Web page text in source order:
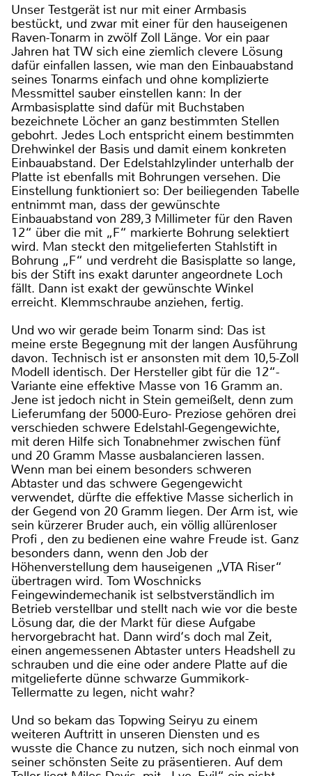
Unser Testgerät ist nur mit einer Armbasis
bestückt, und zwar mit einer für den hauseigenen
Raven-Tonarm in zwölf Zoll Länge. Vor ein paar
Jahren hat TW sich eine ziemlich clevere Lösung
dafür einfallen lassen, wie man den Einbauabstand
seines Tonarms einfach und ohne komplizierte
Messmittel sauber einstellen kann: In der
Armbasisplatte sind dafür mit Buchstaben
bezeichnete Löcher an ganz bestimmten Stellen
gebohrt. Jedes Loch entspricht einem bestimmten
Drehwinkel der Basis und damit einem konkreten
Einbauabstand. Der Edelstahlzylinder unterhalb der
Platte ist ebenfalls mit Bohrungen versehen. Die
Einstellung funktioniert so: Der beiliegenden Tabelle
entnimmt man, dass der gewünschte
Einbauabstand von 289,3 Millimeter für den Raven
12“ über die mit „F“ markierte Bohrung selektiert
wird. Man steckt den mitgelieferten Stahlstift in
Bohrung „F“ und verdreht die Basisplatte so lange,
bis der Stift ins exakt darunter angeordnete Loch
fällt. Dann ist exakt der gewünschte Winkel
erreicht. Klemmschraube anziehen, fertig.
Und wo wir gerade beim Tonarm sind: Das ist
meine erste Begegnung mit der langen Ausführung
davon. Technisch ist er ansonsten mit dem 10,5-Zoll
Modell identisch. Der Hersteller gibt für die 12“-
Variante eine effektive Masse von 16 Gramm an.
Jene ist jedoch nicht in Stein gemeißelt, denn zum
Lieferumfang der 5000-Euro- Preziose gehören drei
verschieden schwere Edelstahl-Gegengewichte,
mit deren Hilfe sich Tonabnehmer zwischen fünf
und 20 Gramm Masse ausbalancieren lassen.
Wenn man bei einem besonders schweren
Abtaster und das schwere Gegengewicht
verwendet, dürfte die effektive Masse sicherlich in
der Gegend von 20 Gramm liegen. Der Arm ist, wie
sein kürzerer Bruder auch, ein völlig allürenloser
Profi , den zu bedienen eine wahre Freude ist. Ganz
besonders dann, wenn den Job der
Höhenverstellung dem hauseigenen „VTA Riser“
übertragen wird. Tom Woschnicks
Feingewindemechanik ist selbstverständlich im
Betrieb verstellbar und stellt nach wie vor die beste
Lösung dar, die der Markt für diese Aufgabe
hervorgebracht hat. Dann wird‘s doch mal Zeit,
einen angemessenen Abtaster unters Headshell zu
schrauben und die eine oder andere Platte auf die
mitgelieferte dünne schwarze Gummikork-
Tellermatte zu legen, nicht wahr?
Und so bekam das Topwing Seiryu zu einem
weiteren Auftritt in unseren Diensten und es
wusste die Chance zu nutzen, sich noch einmal von
seiner schönsten Seite zu präsentieren. Auf dem